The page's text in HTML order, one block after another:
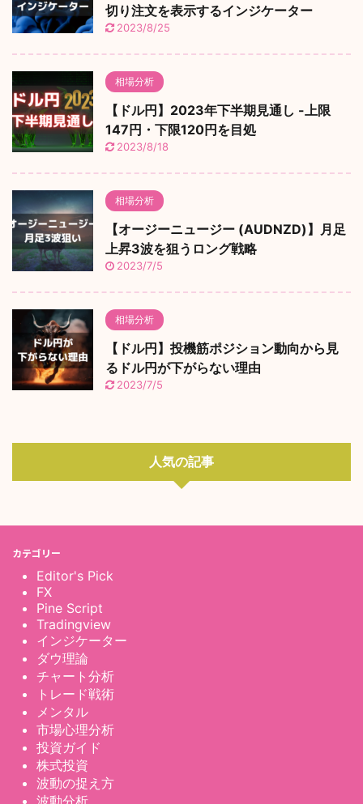
切り注文を表示するインジケーター
2023/8/25
相場分析
【ドル円】2023年下半期見通し -上限
147円・下限120円を目処
2023/8/18
相場分析
【オージーニュージー (AUDNZD)】月足
上昇3波を狙うロング戦略
2023/7/5
相場分析
【ドル円】投機筋ポジション動向から見
るドル円が下がらない理由
2023/7/5
人気の記事
カテゴリー
Editor's Pick
FX
Pine Script
Tradingview
インジケーター
ダウ理論
チャート分析
トレード戦術
メンタル
市場心理分析
投資ガイド
株式投資
波動の捉え方